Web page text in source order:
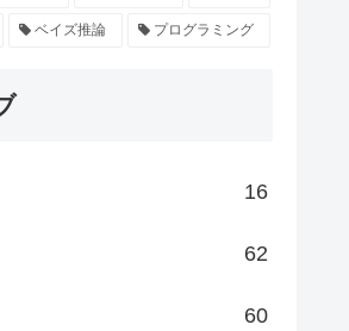
ベイズ推論 プログラミング
16
62
60